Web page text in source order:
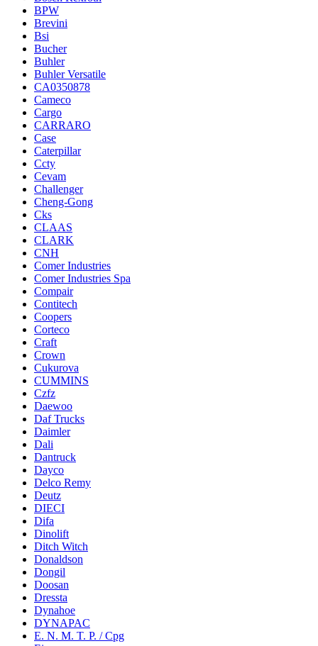
BPW
Brevini
Bsi
Bucher
Buhler
Buhler Versatile
CA0350878
Cameco
Cargo
CARRARO
Case
Caterpillar
Ccty
Cevam
Challenger
Cheng-Gong
Cks
CLAAS
CLARK
CNH
Comer Industries
Comer Industries Spa
Compair
Contitech
Coopers
Corteco
Craft
Crown
Cukurova
CUMMINS
Czfz
Daewoo
Daf Trucks
Daimler
Dali
Dantruck
Dayco
Delco Remy
Deutz
DIECI
Difa
Dinolift
Ditch Witch
Donaldson
Dongil
Doosan
Dressta
Dynahoe
DYNAPAC
E. N. M. T. P. / Cpg